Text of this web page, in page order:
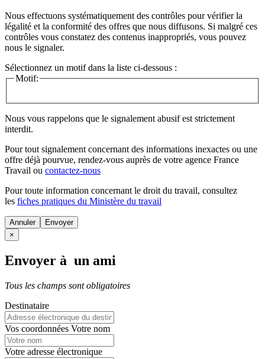
Nous effectuons systématiquement des contrôles pour vérifier la
légalité et la conformité des offres que nous diffusons. Si malgré ces
contrôles vous constatez des contenus inappropriés, vous pouvez
nous le signaler.
Sélectionnez un motif dans la liste ci-dessous :
Motif:
Nous vous rappelons que le signalement abusif est strictement
interdit.
Pour tout signalement concernant des informations inexactes ou une
offre déjà pourvue, rendez-vous auprès de votre agence France
Travail ou contactez-nous
Pour toute information concernant le droit du travail, consultez
les fiches pratiques du Ministère du travail
Annuler
×
Envoyer à un ami
Tous les champs sont obligatoires
Destinataire
Vos coordonnées Votre nom
Votre adresse électronique